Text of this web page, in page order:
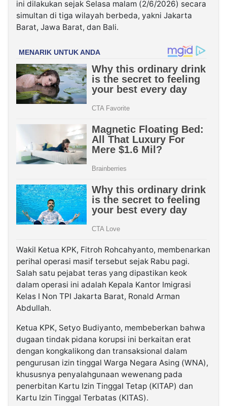
ini dilakukan sejak Selasa malam (2/6/2026) secara
simultan di tiga wilayah berbeda, yakni Jakarta
Barat, Jawa Barat, dan Bali.
Wakil Ketua KPK, Fitroh Rohcahyanto, membenarkan
perihal operasi masif tersebut sejak Rabu pagi.
Salah satu pejabat teras yang dipastikan keok
dalam operasi ini adalah Kepala Kantor Imigrasi
Kelas I Non TPI Jakarta Barat, Ronald Arman
Abdullah.
Ketua KPK, Setyo Budiyanto, membeberkan bahwa
dugaan tindak pidana korupsi ini berkaitan erat
dengan kongkalikong dan transaksional dalam
pengurusan izin tinggal Warga Negara Asing (WNA),
khususnya penyalahgunaan wewenang pada
penerbitan Kartu Izin Tinggal Tetap (KITAP) dan
Kartu Izin Tinggal Terbatas (KITAS).